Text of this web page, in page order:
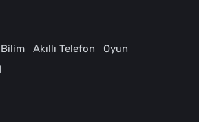
Bilim Akıllı Telefon
Oyun